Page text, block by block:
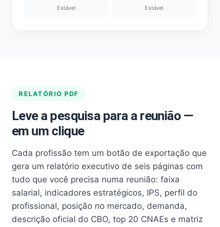
Estável Estável
RELATÓRIO PDF
Leve a pesquisa para a reunião —
em um clique
Cada profissão tem um botão de exportação que
gera um relatório executivo de seis páginas com
tudo que você precisa numa reunião: faixa
salarial, indicadores estratégicos, IPS, perfil do
profissional, posição no mercado, demanda,
descrição oficial do CBO, top 20 CNAEs e matriz